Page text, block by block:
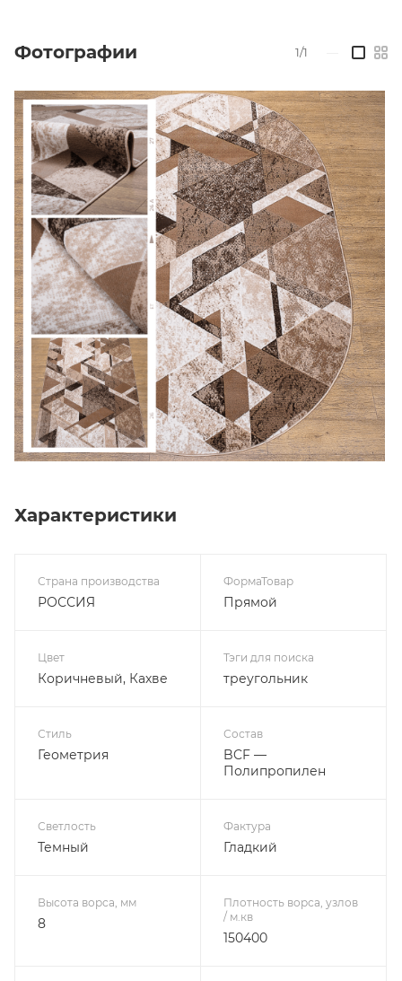
Фотографии 1/1
Характеристики
Страна производства
РОССИЯ
ФормаТовар
Прямой
Цвет
Коричневый, Кахве
Тэги для поиска
треугольник
Стиль
Геометрия
Состав
BCF —
Полипропилен
Светлость
Темный
Фактура
Гладкий
Высота ворса, мм
8
Плотность ворса, узлов
/ м.кв
150400